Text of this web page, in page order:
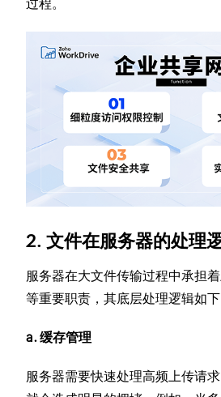
过程。
2. 文件在服务器的处理
服务器在大文件传输过程中承担
等重要职责，其底层处理逻辑如下
a. 缓存管理
服务器需要快速处理高频上传请